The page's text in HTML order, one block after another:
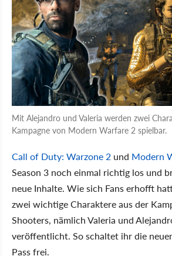
Mit Alejandro und Valeria werden zwei
Kampagne von Modern Warfare 2 spielbar.
Call of Duty: Warzone 2 und Modern
Season 3 noch einmal richtig los und
neue Inhalte. Wie sich Fans erhofft
zwei wichtige Charaktere aus der
Shooters, nämlich Valeria und
veröffentlicht. So schaltet ihr die
Pass frei.